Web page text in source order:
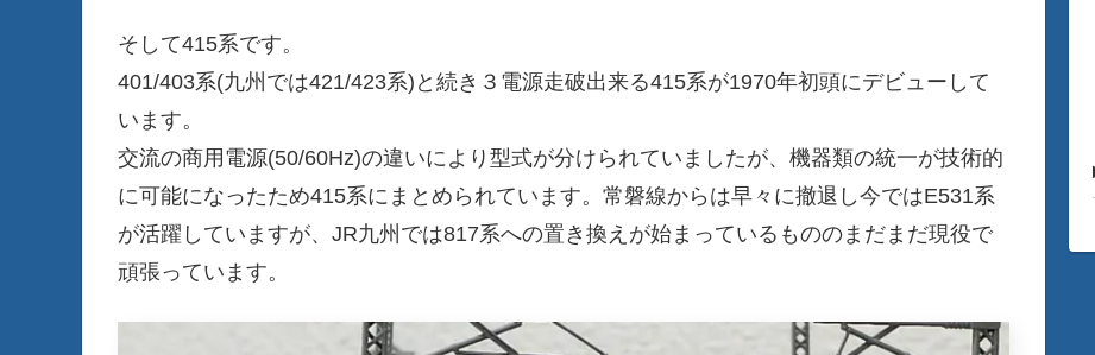
そして415系です。
401/403系(九州では421/423系)と続き３電源走破出来る415系が1970年初頭にデビューして
います。
交流の商用電源(50/60Hz)の違いにより型式が分けられていましたが、機器類の統一が技術的
に可能になったため415系にまとめられています。常磐線からは早々に撤退し今ではE531系
が活躍していますが、JR九州では817系への置き換えが始まっているもののまだまだ現役で
頑張っています。